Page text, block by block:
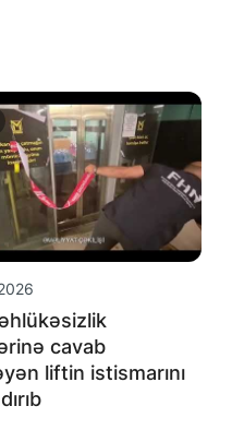
cavab
liftin istismarını